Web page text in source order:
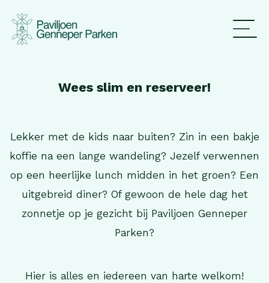
Wees slim en reserveer!
Lekker met de kids naar buiten? Zin in een bakje
koffie na een lange wandeling? Jezelf verwennen
op een heerlijke lunch midden in het groen? Een
uitgebreid diner? Of gewoon de hele dag het
zonnetje op je gezicht bij Paviljoen Genneper
Parken?
Hier is alles en iedereen van harte welkom!